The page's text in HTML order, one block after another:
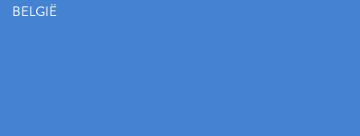
BELGIË